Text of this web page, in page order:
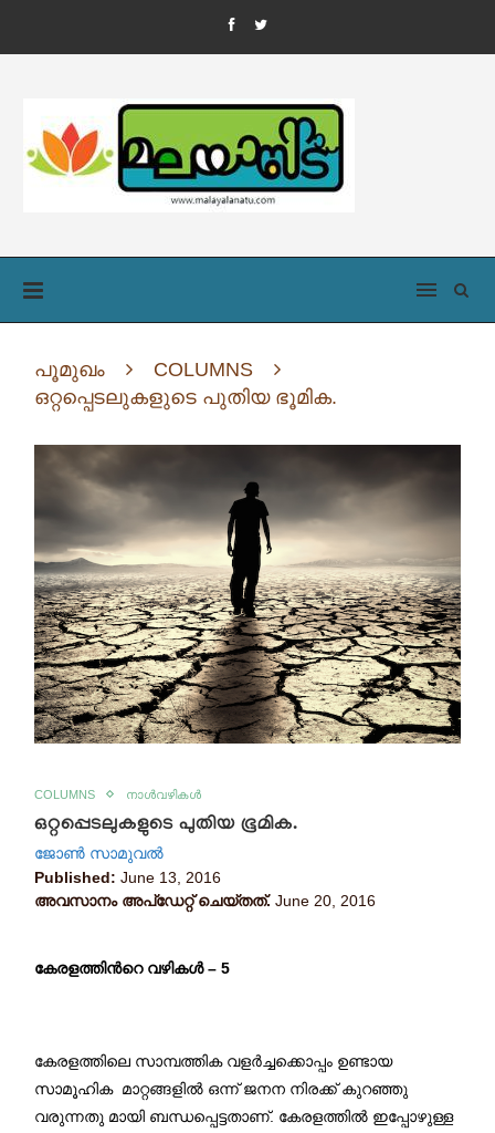
പൂമുഖം
COLUMNS
ഒറ്റപ്പെടലുകളുടെ പുതിയ ഭൂമിക.
COLUMNS നാൾവഴികൾ
ഒറ്റപ്പെടലുകളുടെ പുതിയ ഭൂമിക.
ജോണ്‍ സാമുവല്‍
Published: June 13, 2016
അവസാനം അപ്ഡേറ്റ് ചെയ്തത്. June 20, 2016
കേരളത്തിന്‍റെ വഴികള്‍ – 5
കേരളത്തിലെ സാമ്പത്തിക വളർച്ചക്കൊപ്പം ഉണ്ടായ
സാമൂഹിക മാറ്റങ്ങളിൽ ഒന്ന് ജനന നിരക്ക് കുറഞ്ഞു
വരുന്നതു മായി ബന്ധപ്പെട്ടതാണ്. കേരളത്തിൽ ഇപ്പോഴുള്ള